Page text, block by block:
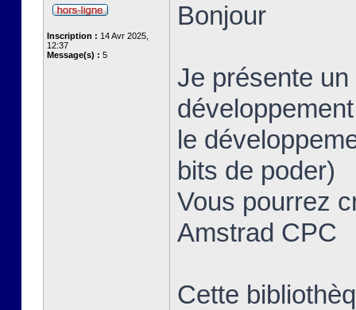
Inscription : 14 Avr 2025,
12:37
Message(s) : 5
Bonjour
Je présente
le
bits de poder)
Vous pourrez
Amstrad CPC
Cette